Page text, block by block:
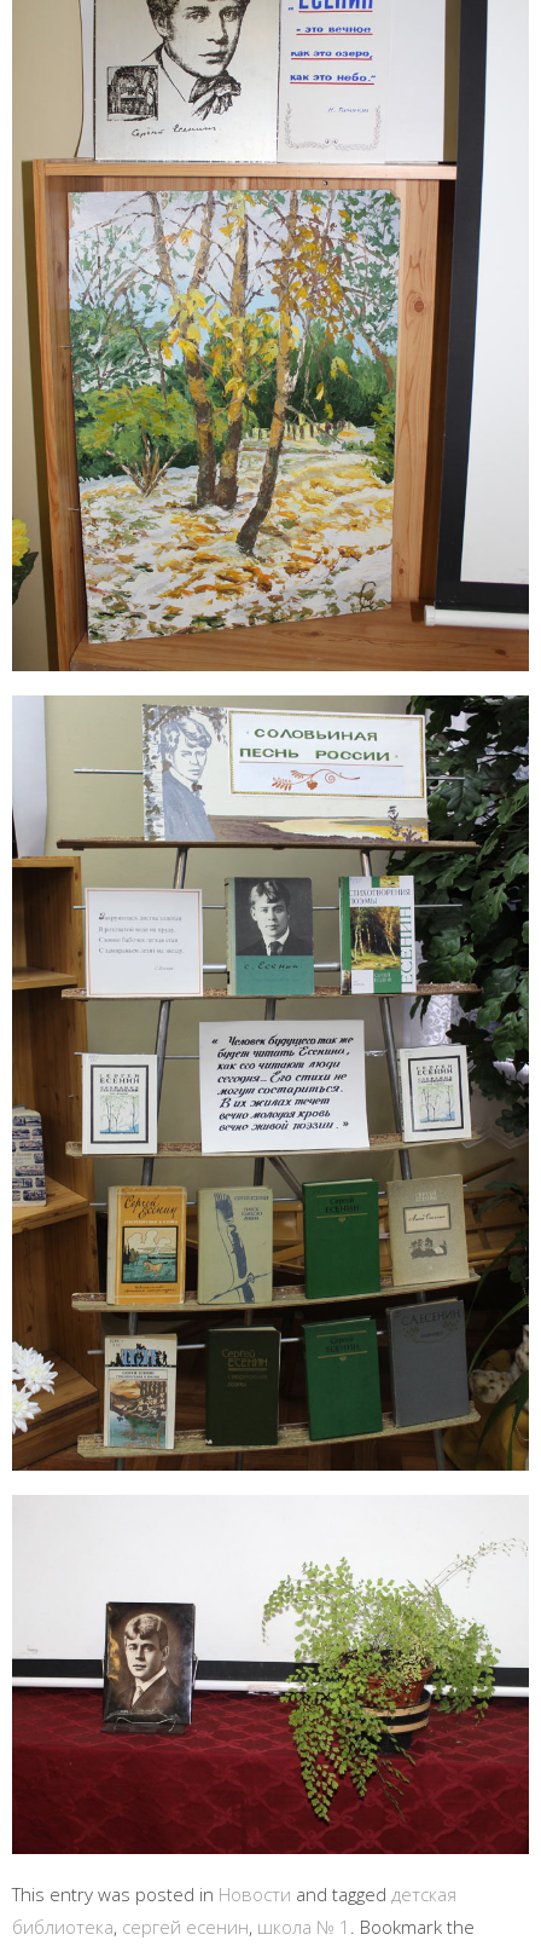
This entry was posted in Новости and tagged детская
библиотека, сергей есенин, школа № 1 . Bookmark the